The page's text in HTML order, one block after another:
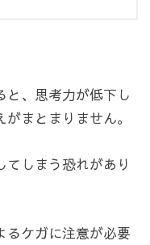
と、思考力が低下し
まとまりません。
しまう恐れがあり
るケガに注意が必要